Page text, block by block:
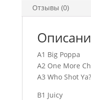
Отзывы (0)
A1 Big Poppa
A2 One More
A3 Who Shot Ya?
B1 Juicy